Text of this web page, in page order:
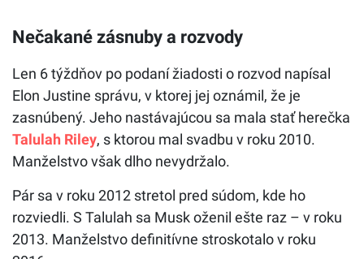
Nečakané zásnuby a rozvody
Len 6 týždňov po podaní žiadosti o rozvod napísal
Elon Justine správu, v ktorej jej oznámil, že je
zasnúbený. Jeho nastávajúcou sa mala stať herečka
Talulah Riley, s ktorou mal svadbu v roku 2010.
Manželstvo však dlho nevydržalo.
Pár sa v roku 2012 stretol pred súdom, kde ho
rozviedli. S Talulah sa Musk oženil ešte raz – v roku
2013. Manželstvo definitívne stroskotalo v roku